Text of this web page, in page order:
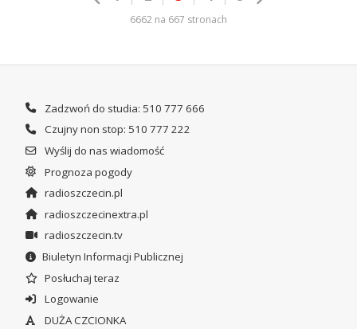
6662 na 667 stronach
Zadzwoń do studia: 510 777 666
Czujny non stop: 510 777 222
Wyślij do nas wiadomość
Prognoza pogody
radioszczecin.pl
radioszczecinextra.pl
radioszczecin.tv
Biuletyn Informacji Publicznej
Posłuchaj teraz
Logowanie
DUŻA CZCIONKA